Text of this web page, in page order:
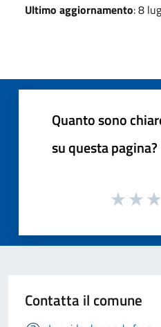
Ultimo aggiornamento: 8
Quanto sono
su questa pagina?
Contatta il comune